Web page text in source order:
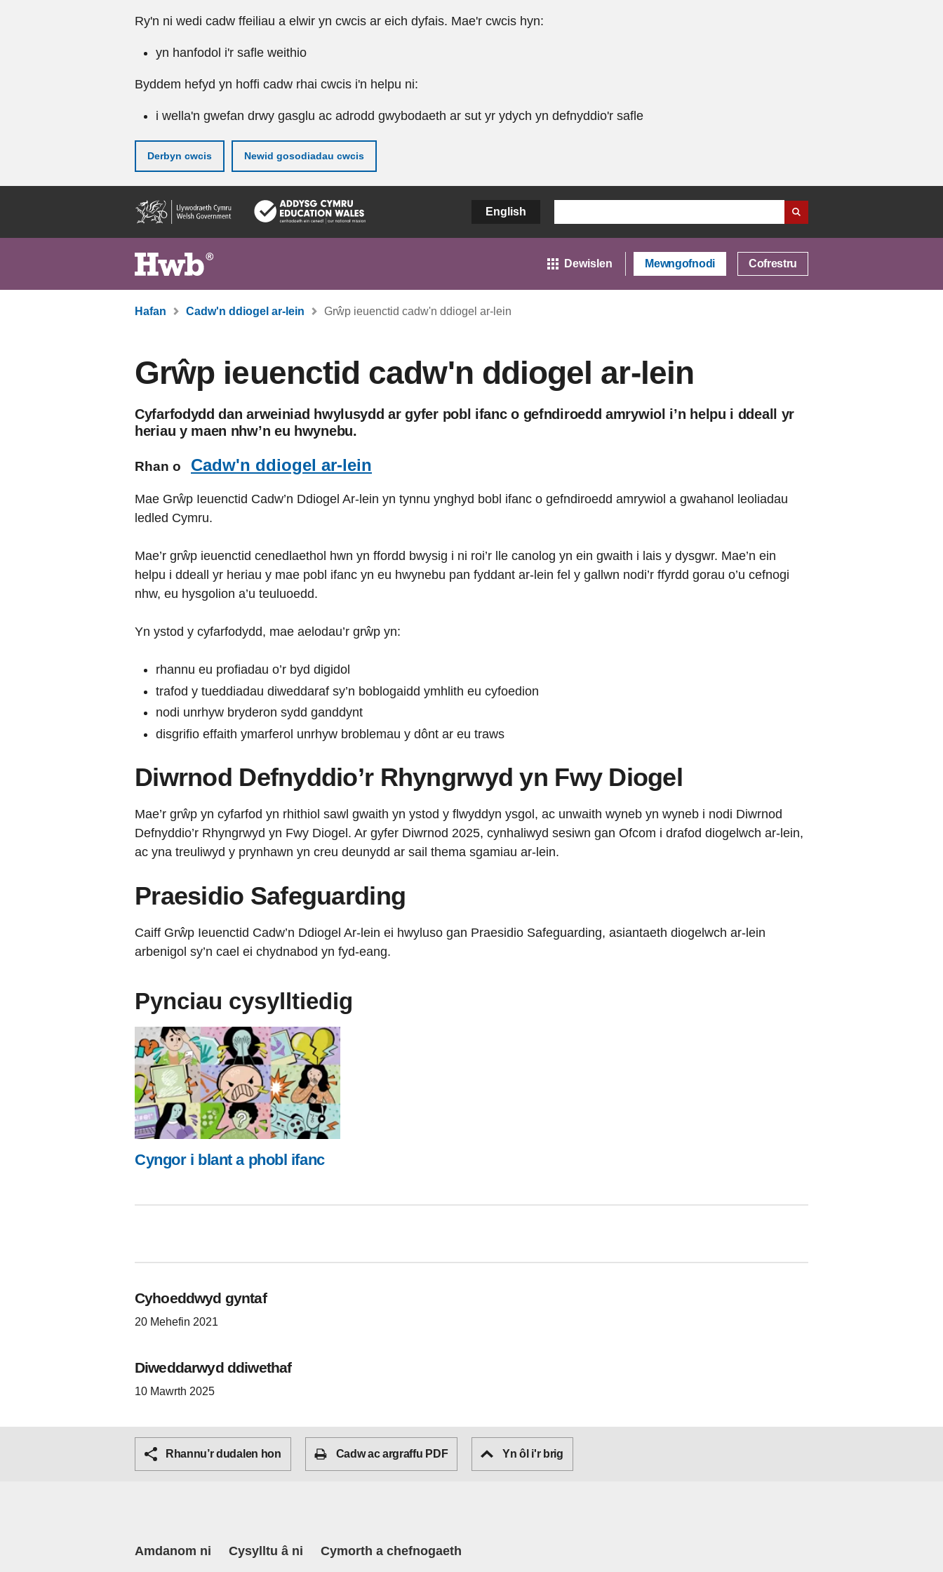
Ry'n ni wedi cadw ffeiliau a elwir yn cwcis ar eich dyfais. Mae'r cwcis hyn:
yn hanfodol i'r safle weithio
Byddem hefyd yn hoffi cadw rhai cwcis i'n helpu ni:
i wella'n gwefan drwy gasglu ac adrodd gwybodaeth ar sut yr ydych yn defnyddio'r safle
Derbyn cwcis Newid gosodiadau cwcis
gynnwy
English
Dewislen Mewngofnodi Cofrestru
Hafan Cadw'n ddiogel ar-lein Grŵp ieuenctid cadw'n ddiogel ar-lein
Grŵp ieuenctid cadw'n ddiogel ar-lein
Cyfarfodydd dan arweiniad hwylusydd ar gyfer pobl ifanc o gefndiroedd amrywiol i’n helpu i ddeall yr
heriau y maen nhw’n eu hwynebu.
Rhan o Cadw'n ddiogel ar-lein
Mae Grŵp Ieuenctid Cadw’n Ddiogel Ar-lein yn tynnu ynghyd bobl ifanc o gefndiroedd amrywiol a gwahanol leoliadau
ledled Cymru.
Mae’r grŵp ieuenctid cenedlaethol hwn yn ffordd bwysig i ni roi’r lle canolog yn ein gwaith i lais y dysgwr. Mae’n ein
helpu i ddeall yr heriau y mae pobl ifanc yn eu hwynebu pan fyddant ar-lein fel y gallwn nodi’r ffyrdd gorau o’u cefnogi
nhw, eu hysgolion a’u teuluoedd.
Yn ystod y cyfarfodydd, mae aelodau’r grŵp yn:
rhannu eu profiadau o’r byd digidol
trafod y tueddiadau diweddaraf sy’n boblogaidd ymhlith eu cyfoedion
nodi unrhyw bryderon sydd ganddynt
disgrifio effaith ymarferol unrhyw broblemau y dônt ar eu traws
Diwrnod Defnyddio’r Rhyngrwyd yn Fwy Diogel
Mae’r grŵp yn cyfarfod yn rhithiol sawl gwaith yn ystod y flwyddyn ysgol, ac unwaith wyneb yn wyneb i nodi Diwrnod
Defnyddio’r Rhyngrwyd yn Fwy Diogel. Ar gyfer Diwrnod 2025, cynhaliwyd sesiwn gan Ofcom i drafod diogelwch ar-lein,
ac yna treuliwyd y prynhawn yn creu deunydd ar sail thema sgamiau ar-lein.
Praesidio Safeguarding
Caiff Grŵp Ieuenctid Cadw’n Ddiogel Ar-lein ei hwyluso gan Praesidio Safeguarding, asiantaeth diogelwch ar-lein
arbenigol sy’n cael ei chydnabod yn fyd-eang.
Pynciau cysylltiedig
Cyngor i blant a phobl ifanc
Cyhoeddwyd gyntaf
20 Mehefin 2021
Diweddarwyd ddiwethaf
10 Mawrth 2025
Rhannu’r dudalen hon Cadw ac argraffu PDF Yn ôl i'r brig
Amdanom ni Cysylltu â ni Cymorth a chefnogaeth